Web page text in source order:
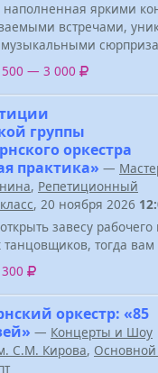
наполненная яркими
встречами,
— 3 000
группы
оркестра
практика» —
, Репетиционный
, 20 ноября 2026
завесу рабочего
тогда
оркестр: «85
— Концерты и Шоу
С.М. Кирова, Основной